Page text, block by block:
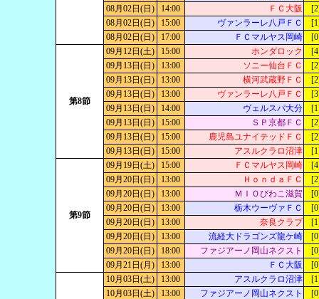
08月02日(日)
14:00 ＦＣ大阪
08月02日(日)
15:00 ヴァンラーレ八戸ＦＣ
08月02日(日)
17:00 ＦＣマルヤス岡崎
第8節
09月12日(土) 15:00 ホンダロック
09月13日(日)
13:00 ソニー仙台ＦＣ
09月13日(日)
13:00 横河武蔵野ＦＣ
09月13日(日)
13:00 ヴァンラーレ八戸ＦＣ
09月13日(日)
14:00 ヴェルスパ大分
09月13日(日)
15:00 ＳＰ京都ＦＣ
09月13日(日)
15:00 鹿児島ユナイテッドＦＣ
09月13日(日)
15:00 アスルクラロ沼津
第9節
09月19日(土) 15:00 ＦＣマルヤス岡崎
09月20日(日)
13:00 ＨｏｎｄａＦＣ
09月20日(日)
13:00 ＭＩＯびわこ滋賀
09月20日(日)
13:00 栃木ウーヴァＦＣ
09月20日(日)
13:00 奈良クラブ
09月20日(日)
13:00 流経大ドラゴンズ龍ケ崎
09月20日(日)
18:00 ファジアーノ岡山ネクスト
09月21日(月)
13:00 ＦＣ大阪
10月03日(土) 13:00 アスルクラロ沼津
10月03日(土)
13:00 ファジアーノ岡山ネクスト